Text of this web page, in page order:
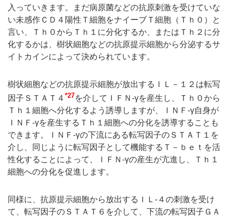
入っていきます。まだ病原菌などの抗原刺激を受けていな
い未感作ＣＤ４陽性Ｔ細胞をナイーブＴ細胞（Ｔｈ０）と
言い、Ｔｈ０からＴｈ１に分化するか、またはＴｈ２に分
化するかは、樹状細胞などの抗原提示細胞から分泌するサ
イトカインによって決められています。
樹状細胞などの抗原提示細胞が放出するＩＬ－１２は転写
因子ＳＴＡＴ４ *27を介してＩＦＮ-γを産生し、Ｔｈ０から
Ｔｈ１細胞へ分化するよう誘導しますが、ＩＮＦ-γ自身が
ＩＮＦ-γを産生するＴｈ１細胞への分化を誘導することも
できます。ＩＮＦ-γの下流にある転写因子のＳＴＡＴ１を
介し、同じように転写因子として機能するＴ－ｂｅｔを活
性化することによって、ＩＦＮ-γの産生が亢進し、Ｔｈ１
細胞への分化を促進します。
同様に、抗原提示細胞から放出するＩＬ-４の刺激を受け
て、転写因子のＳＴＡＴ６を介して、下流の転写因子ＧＡ